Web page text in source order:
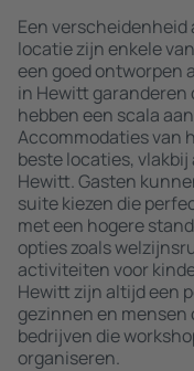
Een
locatie zijn enkele
een goed ontworpen
in Hewitt garanderen
hebben een scala
Accommodaties van
beste locaties,
Hewitt. Gasten
suite kiezen die
met een hogere
opties zoals
activiteiten voor
Hewitt zijn altijd een
gezinnen en mensen
bedrijven die
organiseren.